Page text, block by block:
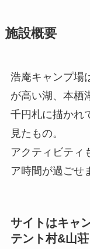
施設概要
浩庵キャンプ場
が高い湖、本栖
千円札に描かれ
見たもの。
アクティビティ
ア時間が過ごせ
サイトはキャ
テント村&山荘